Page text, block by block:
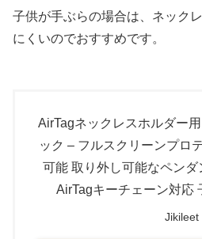
子供が手ぶらの場合は、ネック
にくいのでおすすめです。
AirTagネックレスホルダー
ック – フルスクリーンプロ
可能 取り外し可能なペン
AirTagキーチェーン対応
Jikileet